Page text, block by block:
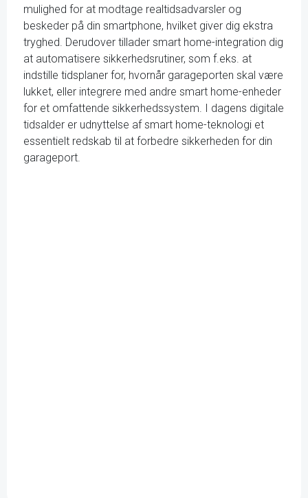
mulighed for at modtage realtidsadvarsler og
beskeder på din smartphone, hvilket giver dig ekstra
tryghed. Derudover tillader smart home-integration dig
at automatisere sikkerhedsrutiner, som f.eks. at
indstille tidsplaner for, hvornår garageporten skal være
lukket, eller integrere med andre smart home-enheder
for et omfattende sikkerhedssystem. I dagens digitale
tidsalder er udnyttelse af smart home-teknologi et
essentielt redskab til at forbedre sikkerheden for din
garageport.